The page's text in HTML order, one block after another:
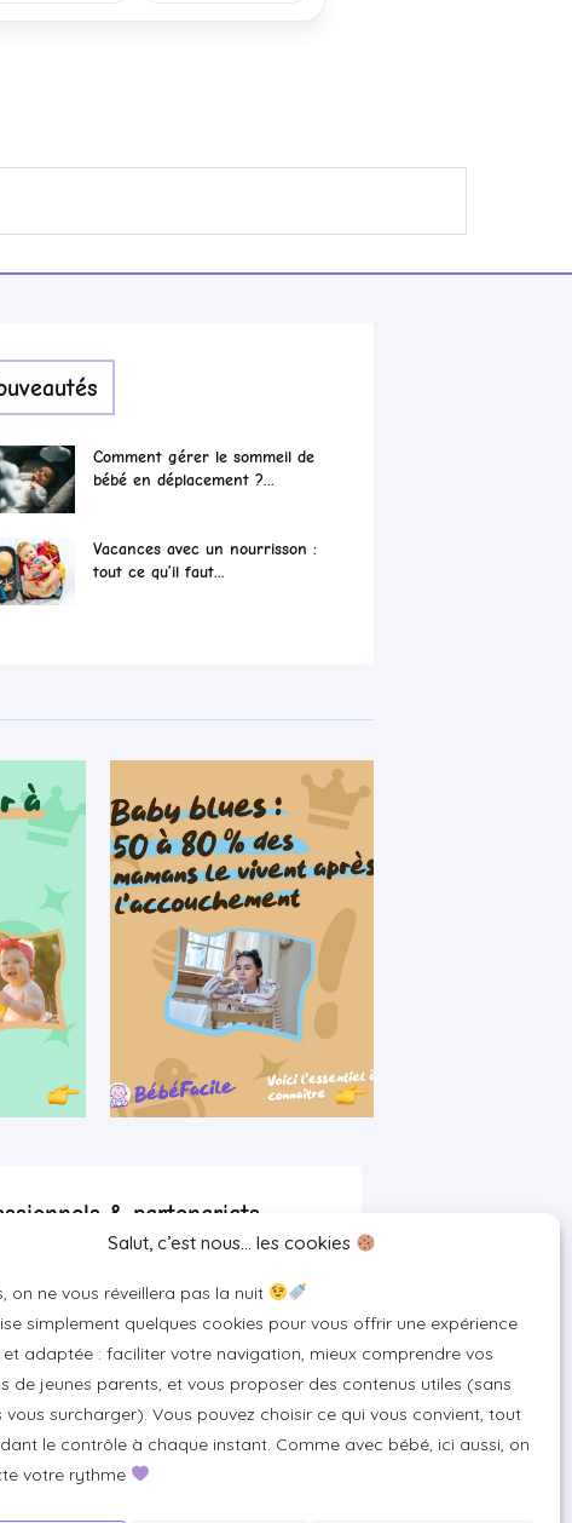
Salut, c’est nous… les cookies
on ne vous réveillera pas la nuit
simplement quelques cookies pour vous offrir une expérience
adaptée : faciliter votre navigation, mieux comprendre vos
de jeunes parents, et vous proposer des contenus utiles (sans
vous surcharger). Vous pouvez choisir ce qui vous convient, tout
le contrôle à chaque instant. Comme avec bébé, ici aussi, on
votre rythme
Comment gérer le sommeil de
bébé en déplacement ?...
Vacances avec un nourrisson :
tout ce qu’il faut...
& partenariats
pour votre marque
un produit ou un service